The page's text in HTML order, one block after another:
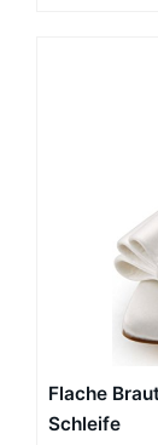
Flache
Schleife